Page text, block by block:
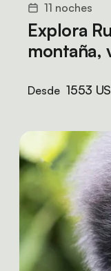
11 noches
Explora
montaña,
Desde 1553